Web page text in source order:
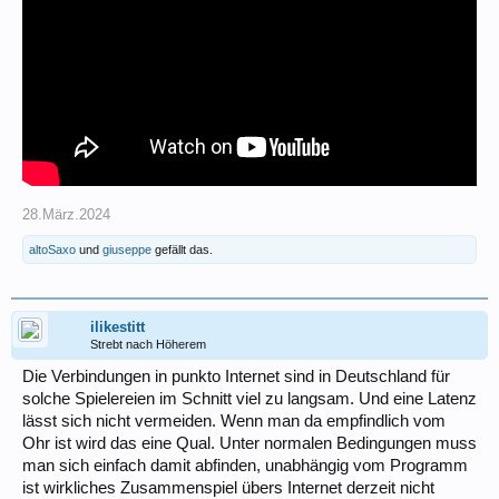
28.März.2024
altoSaxo und giuseppe gefällt das.
ilikestitt
Strebt nach Höherem
Die Verbindungen in punkto Internet sind in Deutschland für
solche Spielereien im Schnitt viel zu langsam. Und eine Latenz
lässt sich nicht vermeiden. Wenn man da empfindlich vom
Ohr ist wird das eine Qual. Unter normalen Bedingungen muss
man sich einfach damit abfinden, unabhängig vom Programm
ist wirkliches Zusammenspiel übers Internet derzeit nicht